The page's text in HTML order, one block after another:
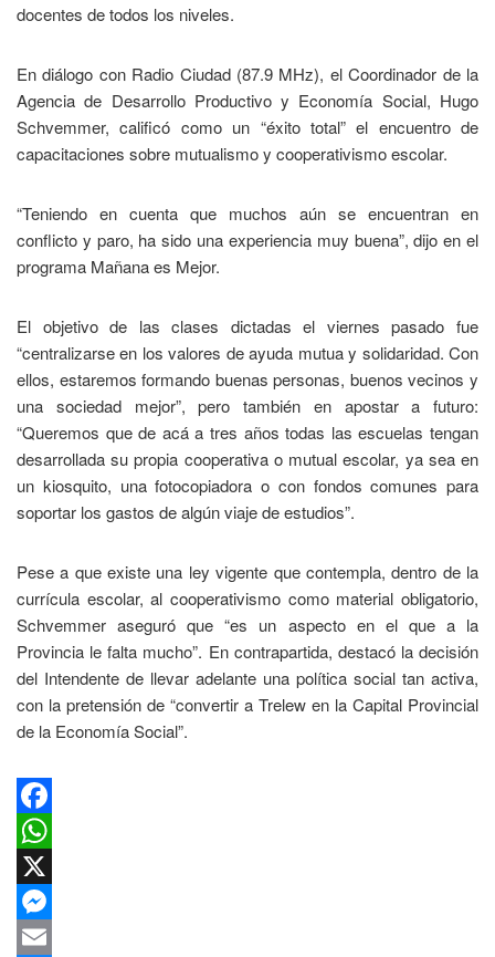
docentes de todos los niveles.
En diálogo con Radio Ciudad (87.9 MHz), el Coordinador de la
Agencia de Desarrollo Productivo y Economía Social, Hugo
Schvemmer, calificó como un “éxito total” el encuentro de
capacitaciones sobre mutualismo y cooperativismo escolar.
“Teniendo en cuenta que muchos aún se encuentran en
conflicto y paro, ha sido una experiencia muy buena”, dijo en el
programa Mañana es Mejor.
El objetivo de las clases dictadas el viernes pasado fue
“centralizarse en los valores de ayuda mutua y solidaridad. Con
ellos, estaremos formando buenas personas, buenos vecinos y
una sociedad mejor”, pero también en apostar a futuro:
“Queremos que de acá a tres años todas las escuelas tengan
desarrollada su propia cooperativa o mutual escolar, ya sea en
un kiosquito, una fotocopiadora o con fondos comunes para
soportar los gastos de algún viaje de estudios”.
Pese a que existe una ley vigente que contempla, dentro de la
currícula escolar, al cooperativismo como material obligatorio,
Schvemmer aseguró que “es un aspecto en el que a la
Provincia le falta mucho”. En contrapartida, destacó la decisión
del Intendente de llevar adelante una política social tan activa,
con la pretensión de “convertir a Trelew en la Capital Provincial
de la Economía Social”.
Facebook
WhatsApp
X
Messenger